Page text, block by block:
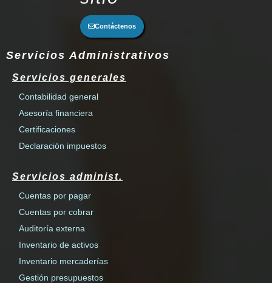
Contáctenos
Servicios Administrativos
Servicios generales
Contabilidad general
Asesoría financiera
Certificaciones
Declaración impuestos
Servicios administ.
Cuentas por pagar
Cuentas por cobrar
Auditoría externa
Inventario de activos
Inventario mercaderías
Gestión presupuestos